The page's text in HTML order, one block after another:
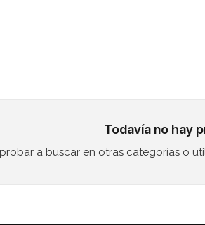
Todavía no hay
a buscar en otras categorías o